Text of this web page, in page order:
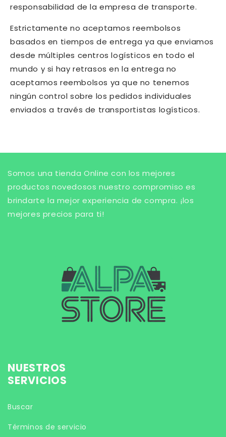
responsabilidad de la empresa de transporte.
Estrictamente no aceptamos reembolsos
basados en tiempos de entrega ya que enviamos
desde múltiples centros logísticos en todo el
mundo y si hay retrasos en la entrega no
aceptamos reembolsos ya que no tenemos
ningún control sobre los pedidos individuales
enviados a través de transportistas logísticos.
Somos una tienda Online con los mejores
productos novedosos nuestro compromiso es
brindarte la mejor experiencia de compra. ¡los
mejores precios para ti!
NUESTROS
SERVICIOS
Buscar
Términos de servicio